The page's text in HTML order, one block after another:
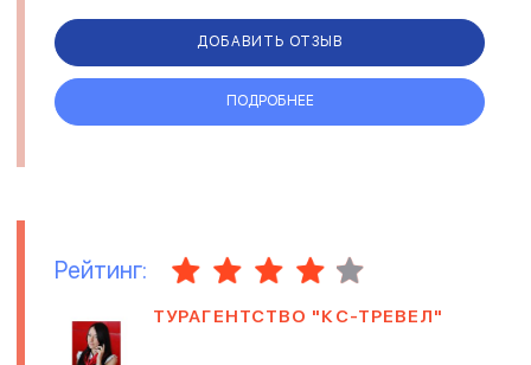
придерживаемся при...
ДОБАВИТЬ ОТЗЫВ
ПОДРОБНЕЕ
Рейтинг:
ТУРАГЕНТСТВО "КС-ТРЕВЕЛ"